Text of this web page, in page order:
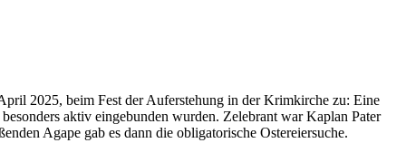
2025, beim Fest der Auferstehung in der Krimkirche zu: Eine
aktiv eingebunden wurden. Zelebrant war Kaplan Pater
Agape gab es dann die obligatorische Ostereiersuche.